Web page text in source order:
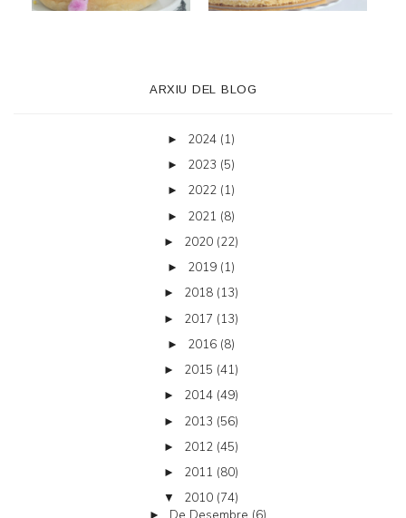
ARXIU DEL BLOG
► 2024 (1)
► 2023 (5)
► 2022 (1)
► 2021 (8)
► 2020 (22)
► 2019 (1)
► 2018 (13)
► 2017 (13)
► 2016 (8)
► 2015 (41)
► 2014 (49)
► 2013 (56)
► 2012 (45)
► 2011 (80)
▼ 2010 (74)
► De Desembre (6)